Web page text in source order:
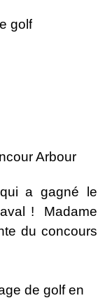
a gagné le
! Madame
du concours
de golf en